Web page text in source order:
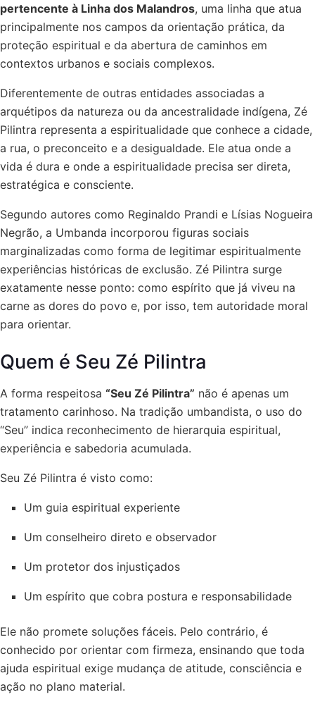
pertencente à Linha dos Malandros, uma linha que atua
principalmente nos campos da orientação prática, da
proteção espiritual e da abertura de caminhos em
contextos urbanos e sociais complexos.
Diferentemente de outras entidades associadas a
arquétipos da natureza ou da ancestralidade indígena, Zé
Pilintra representa a espiritualidade que conhece a cidade,
a rua, o preconceito e a desigualdade. Ele atua onde a
vida é dura e onde a espiritualidade precisa ser direta,
estratégica e consciente.
Segundo autores como Reginaldo Prandi e Lísias Nogueira
Negrão, a Umbanda incorporou figuras sociais
marginalizadas como forma de legitimar espiritualmente
experiências históricas de exclusão. Zé Pilintra surge
exatamente nesse ponto: como espírito que já viveu na
carne as dores do povo e, por isso, tem autoridade moral
para orientar.
Quem é Seu Zé Pilintra
A forma respeitosa “Seu Zé Pilintra” não é apenas um
tratamento carinhoso. Na tradição umbandista, o uso do
“Seu” indica reconhecimento de hierarquia espiritual,
experiência e sabedoria acumulada.
Seu Zé Pilintra é visto como:
Um guia espiritual experiente
Um conselheiro direto e observador
Um protetor dos injustiçados
Um espírito que cobra postura e responsabilidade
Ele não promete soluções fáceis. Pelo contrário, é
conhecido por orientar com firmeza, ensinando que toda
ajuda espiritual exige mudança de atitude, consciência e
ação no plano material.